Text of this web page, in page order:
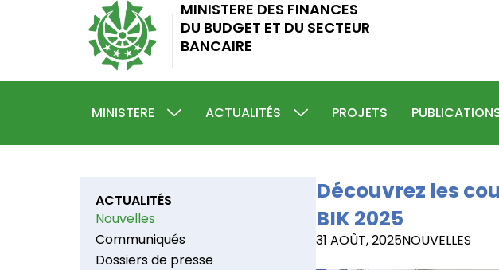
| MINISTERE DES FINANCES
DU BUDGET ET DU SECTEUR
BANCAIRE
MINISTERE ACTUALITÉS PROJETS
ACTUALITÉS
Nouvelles
Communiqués
Dossiers de presse
Découvrez les
BIK 2025
31 AOÛT, 2025NOUVELLES